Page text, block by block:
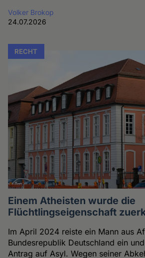
Volker Brokop
24.07.2026
RECHT
Einem Atheisten wurde die
Flüchtlingseigenschaft
Im April 2024 reiste ein Mann aus
Bundesrepublik Deutschland ein
Antrag auf Asyl. Wegen seiner